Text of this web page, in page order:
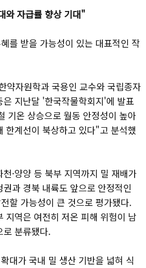
와 자급률 향상 기대"
를 받을 가능성이 있는 대표적인 작
약자원학과 국용인 교수와 국립종자
은 지난달 '한국작물학회지'에 발표
기온 상승으로 월동 안정성이 높아
한계선이 북상하고 있다"고 분석했
천·양양 등 북부 지역까지 밀 재배가
과 경북 내륙도 앞으로 안정적인
할 가능성이 큰 것으로 평가됐다.
지역은 여전히 저온 피해 위험이 남
로 분류됐다.
대가 국내 밀 생산 기반을 넓혀 식